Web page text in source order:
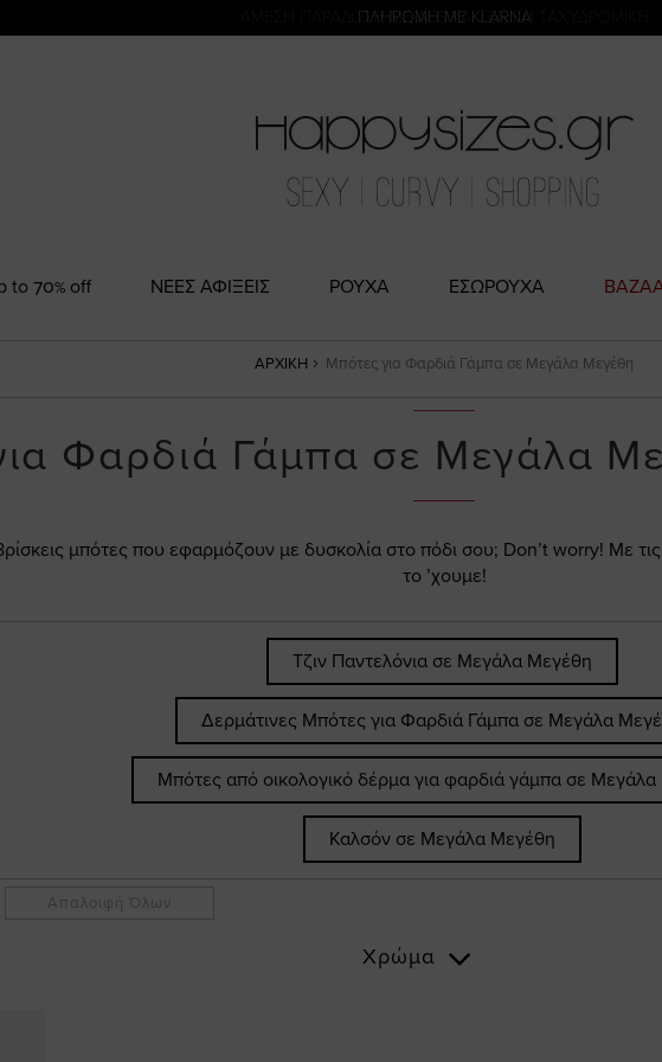
ΠΛΗΡΩΜΗ ΜΕ KLARNA
ΑΜΕΣΗ ΠΑΡΑΔΟΣΗ ΜΕ ACS ΚΑΙ ΓΕΝΙΚΗ ΤΑΧΥΔΡΟΜΙΚΉ
to 70% off NΕΕΣ ΑΦΙΞΕΙΣ ΡΟΥΧΑ ΕΣΩΡΟΥΧΑ
ΑΡΧΙΚΉ Μπότες για Φαρδιά Γάμπα σε Μεγάλα Μεγέθη
Φαρδιά Γάμπα σε Μεγάλα
μπότες που εφαρμόζουν με δυσκολία στο πόδι σου; Don’t worry! Με τις
το ’χουμε!
Τζιν Παντελόνια σε Μεγάλα Μεγέθη
Δερμάτινες Μπότες για Φαρδιά Γάμπα σε Μεγάλα
Μπότες από οικολογικό δέρμα για φαρδιά γάμπα σε
Καλσόν σε Μεγάλα Μεγέθη
Απαλοιφή Όλων
Χρώμα